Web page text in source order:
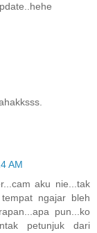
AM
aku nie...tak
ngajar bleh
pun...ko
petunjuk dari